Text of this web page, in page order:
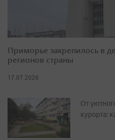
Приморье закрепилось в
регионов страны
17.07.2026
От
курорта: